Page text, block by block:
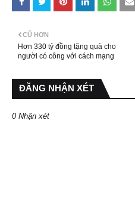
CŨ HƠN
Hơn 330 tỷ đồng tặng quà cho
người có công với cách mạng
ĐĂNG NHẬN XÉT
0 Nhận xét